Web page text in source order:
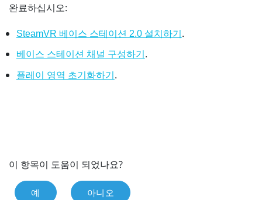
완료하십시오:
SteamVR 베이스 스테이션 2.0 설치하기 .
베이스 스테이션 채널 구성하기 .
플레이 영역 초기화하기 .
이 항목이 도움이 되었나요?
예 아니오